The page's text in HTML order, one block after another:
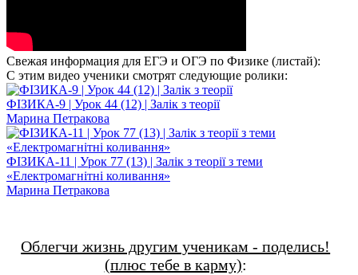
Свежая информация для ЕГЭ и ОГЭ по Физике (листай):
С этим видео ученики смотрят следующие ролики:
ФІЗИКА-9 | Урок 44 (12) | Залік з теорії
Марина Петракова
ФІЗИКА-11 | Урок 77 (13) | Залік з теорії з теми
«Електромагнітні коливання»
Марина Петракова
Облегчи жизнь другим ученикам - поделись!
(плюс тебе в карму):